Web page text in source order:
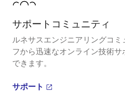
サポートコミュニティ
ルネサスエンジニアリングコミ
フから迅速なオンライン技術
できます。
サポート